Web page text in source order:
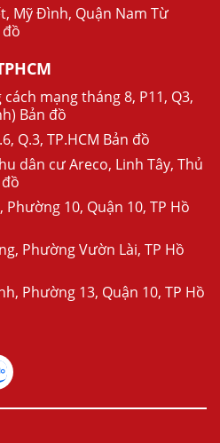
Mỹ Đình, Quận Nam Từ
đồ
mạng tháng 8, P11, Q3,
Bản đồ
Q.3, TP.HCM Bản đồ
dân cư Areco, Linh Tây, Thủ
Phường 10, Quận 10, TP Hồ
Phường Vườn Lài, TP Hồ
Phường 13, Quận 10, TP Hồ